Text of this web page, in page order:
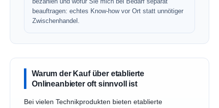
beauftragen: echtes Know-how vor Ort statt unnötiger
Zwischenhandel.
Warum der Kauf über etablierte
Onlineanbieter oft sinnvoll ist
Bei vielen Technikprodukten bieten etablierte